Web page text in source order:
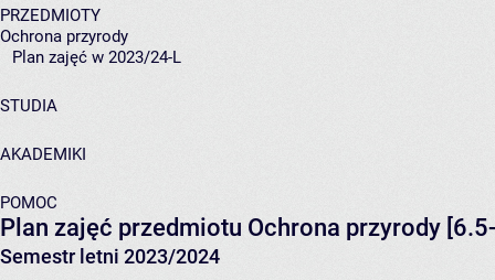
PRZEDMIOTY
Ochrona przyrody
Plan zajęć w 2023/24-L
STUDIA
AKADEMIKI
POMOC
Plan zajęć przedmiotu Ochrona przyrody
Semestr letni 2023/2024